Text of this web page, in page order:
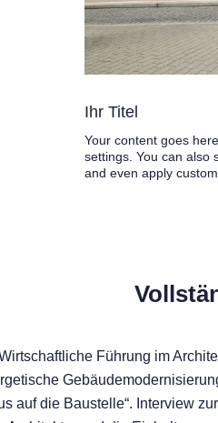
Ihr Titel
Your content goes
settings. You can also
and even apply
Führung im
auf die Baustelle“. Interview